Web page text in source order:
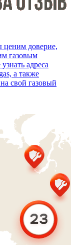
ценим доверие,
газовым
адреса
а также
свой газовый